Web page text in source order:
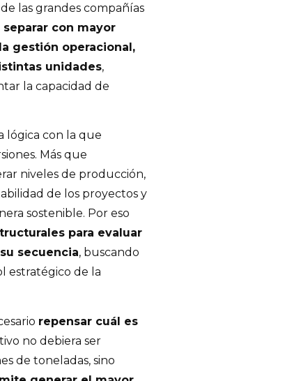
las grandes compañías
con mayor
gestión operacional,
unidades,
la capacidad de
lógica con la que
Más que
niveles de producción,
de los proyectos y
sostenible. Por eso
para evaluar
secuencia, buscando
estratégico de la
repensar cuál es
no debiera ser
de toneladas, sino